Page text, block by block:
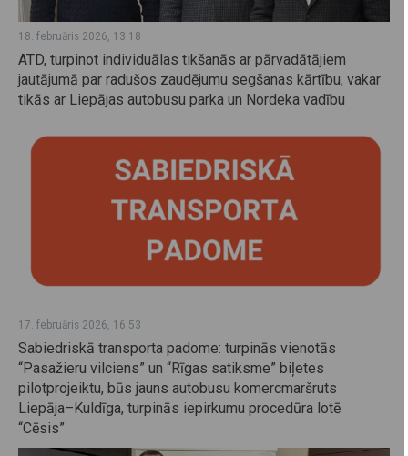
18. februāris 2026, 13:18
ATD, turpinot individuālas tikšanās ar pārvadātājiem
jautājumā par radušos zaudējumu segšanas kārtību, vakar
tikās ar Liepājas autobusu parka un Nordeka vadību
17. februāris 2026, 16:53
Sabiedriskā transporta padome: turpinās vienotās
“Pasažieru vilciens” un “Rīgas satiksme” biļetes
pilotprojeiktu, būs jauns autobusu komercmaršruts
Liepāja–Kuldīga, turpinās iepirkumu procedūra lotē
“Cēsis”